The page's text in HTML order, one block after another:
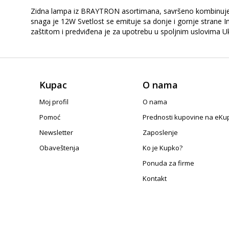
Zidna lampa iz BRAYTRON asortimana, savršeno
snaga je 12W Svetlost se emituje sa donje i gornje strane
zaštitom i predviđena je za upotrebu u spoljnim uslovima
Kupac
Moj profil
Pomoć
Newsletter
Obaveštenja
O nama
O nama
Prednosti kupovine na
Zaposlenje
Ko je Kupko?
Ponuda za firme
Kontakt